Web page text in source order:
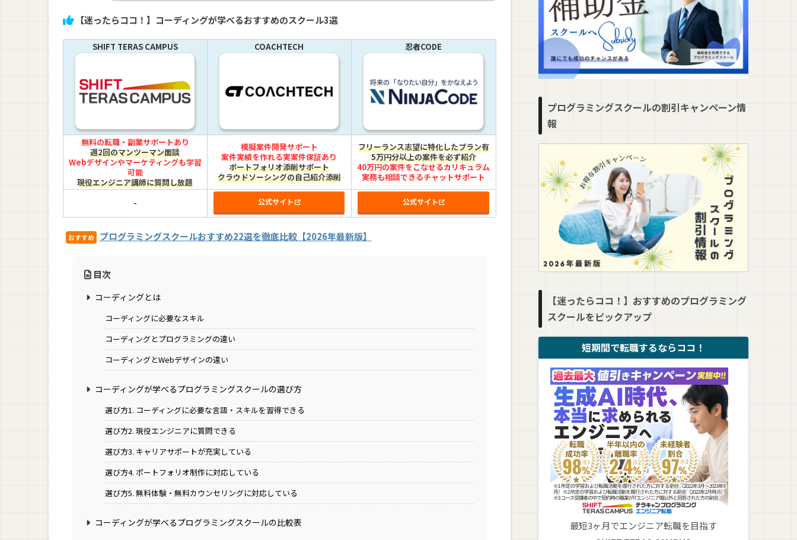
【迷ったらココ！】コーディングが学べるおすすめのスクール3選
SHIFT TERAS CAMPUS COACHTECH 忍者CODE
無料の転職・副業サポートあり
週2回のマンツーマン面談
Webデザインやマーケティングも学習
可能
現役エンジニア講師に質問し放題
模擬案件開発サポート
案件実績を作れる実案件保証あり
ポートフォリオ添削サポート
クラウドソーシングの自己紹介添削
フリーランス志望に特化したプラン有
5万円分以上の案件を必ず紹介
40万円の案件をこなせるカリキュラム
実務も相談できるチャットサポート
- 公式サイト 公式サイト
おすすめ プログラミングスクールおすすめ22選を徹底比較【2026年最新版】
目次
コーディングとは
コーディングに必要なスキル
コーディングとプログラミングの違い
コーディングとWebデザインの違い
コーディングが学べるプログラミングスクールの選び方
選び方1. コーディングに必要な言語・スキルを習得できる
選び方2. 現役エンジニアに質問できる
選び方3. キャリアサポートが充実している
選び方4. ポートフォリオ制作に対応している
選び方5. 無料体験・無料カウンセリングに対応している
コーディングが学べるプログラミングスクールの比較表
プログラミングスクールの割引キャンペーン情
報
【迷ったらココ！】おすすめのプログラミング
スクールをピックアップ
短期間で転職するならココ！
最短3ヶ月でエンジニア転職を目指す